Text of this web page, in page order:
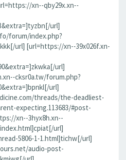
xn--qby29x.xn--
url]
forum/index.php?
url] [url=https://xn--39x026f.xn-
url]
cksr0a.tw/forum.php?
url]
threads/the-deadliest-
expecting.113683/#post-
xn--3hyx8h.xn--
url]
5806-1-1.html]tichw[/url]
audio-post-